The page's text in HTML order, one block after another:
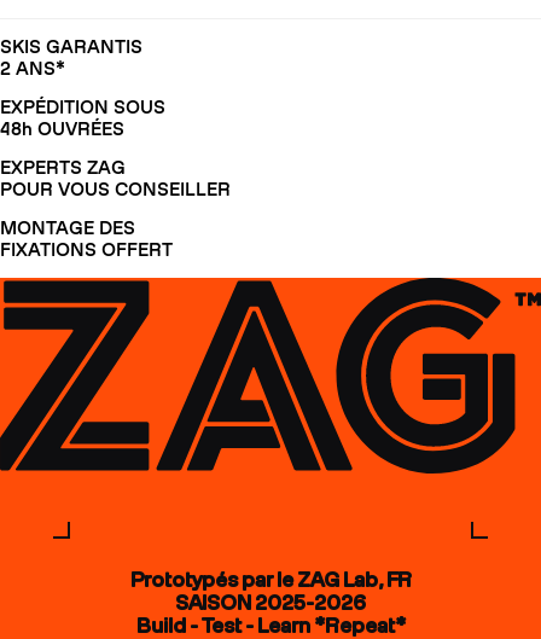
SKIS GARANTIS
2 ANS*
EXPÉDITION SOUS
48h OUVRÉES
EXPERTS ZAG
POUR VOUS CONSEILLER
MONTAGE DES
FIXATIONS OFFERT
Prototypés par le ZAG Lab, FR
SAISON 2025-2026
Build - Test - Learn *Repeat*